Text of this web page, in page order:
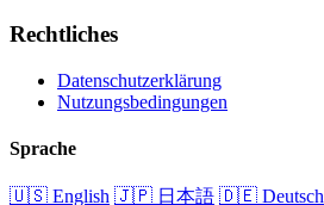
Rechtliches
Datenschutzerklärung
Nutzungsbedingungen
Sprache
🇺🇸 English 🇯🇵 日本語 🇩🇪 Deutsch